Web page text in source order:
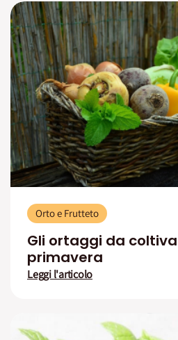
Orto e Frutteto
Gli ortaggi da
primavera
Leggi l'articolo